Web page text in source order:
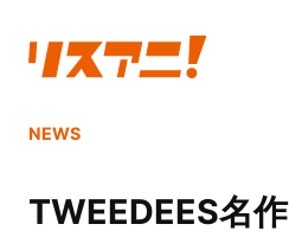
NEWS
TWEEDEES名作